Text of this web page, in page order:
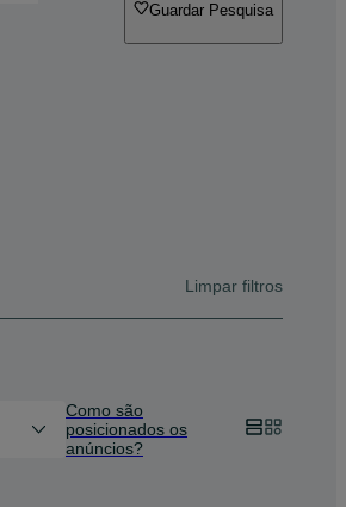
Guardar Pesquisa
Limpar filtros
Como são
posicionados os
anúncios?